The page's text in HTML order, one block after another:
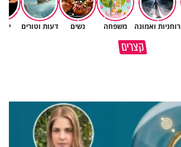
רוחניות ואמונה משפחה נשים דעות וטורים
קצרים
נפתח את העינים ונראה שהינו